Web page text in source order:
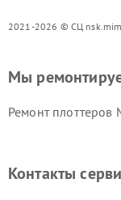
2021-2026 © СЦ
Мы
Ремонт плоттеров
Контакты